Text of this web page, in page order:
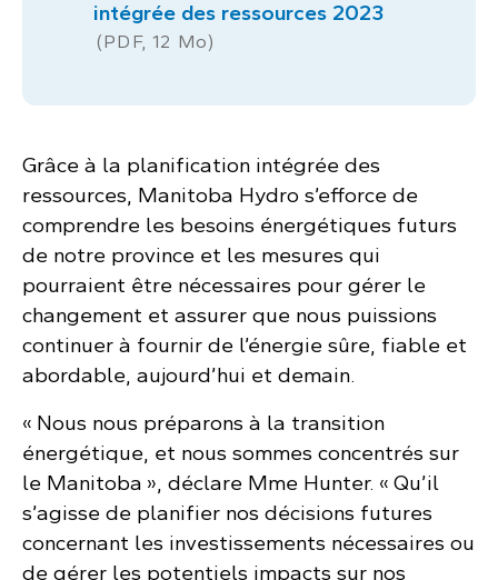
intégrée des ressources 2023
(PDF, 12 Mo)
Grâce à la planification intégrée des
ressources, Manitoba Hydro s’efforce de
comprendre les besoins énergétiques futurs
de notre province et les mesures qui
pourraient être nécessaires pour gérer le
changement et assurer que nous puissions
continuer à fournir de l’énergie sûre, fiable et
abordable, aujourd’hui et demain.
« Nous nous préparons à la transition
énergétique, et nous sommes concentrés sur
le Manitoba », déclare Mme Hunter. « Qu’il
s’agisse de planifier nos décisions futures
concernant les investissements nécessaires ou
de gérer les potentiels impacts sur nos